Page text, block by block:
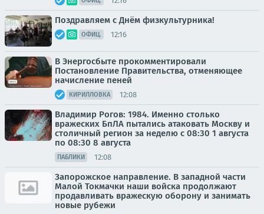
Поздравляем с Днём физкультурника!
ОФИЦ. 12:16
В Энергосбыте прокомментировали
Постановление Правительства, отменяющее
начисление пеней
КИРИЛЛОВКА 12:08
Владимир Рогов: 1984. Именно столько
вражеских БпЛА пытались атаковать Москву и
столичный регион за неделю с 08:30 1 августа
по 08:30 8 августа
ПАБЛИКИ 12:08
Запорожское направление. В западной части
Малой Токмачки наши войска продолжают
продавливать вражескую оборону и занимать
новые рубежи